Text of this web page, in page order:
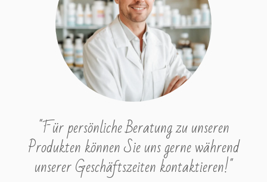
"Für persönliche Beratung zu unseren
Produkten können Sie uns gerne während
unserer Geschäftszeiten kontaktieren!"